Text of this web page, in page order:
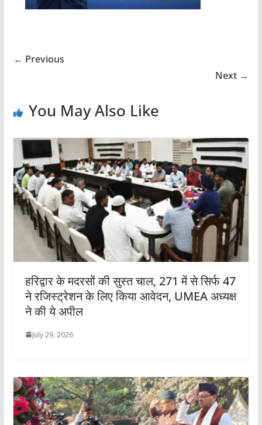
← Previous
Next →
You May Also Like
हरिद्वार के मदरसों की सुस्त चाल, 271 में से सिर्फ 47
ने रजिस्ट्रेशन के लिए किया आवेदन, UMEA अध्यक्ष
ने की ये अपील
July 29, 2026